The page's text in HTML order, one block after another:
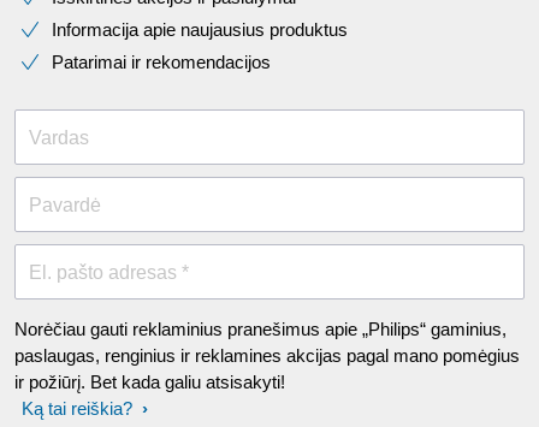
Informacija apie naujausius produktus
Patarimai ir rekomendacijos
Vardas
Pavardė
El. pašto adresas *
Norėčiau gauti reklaminius pranešimus apie „Philips“ gaminius,
paslaugas, renginius ir reklamines akcijas pagal mano pomėgius
ir požiūrį. Bet kada galiu atsisakyti!
Ką tai reiškia?